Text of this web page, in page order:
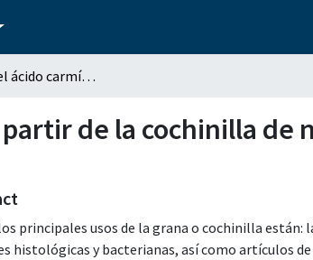
Obtención del ácido carmínico a partir de la cochinilla de nopal (DACTYLOPIUS COCCUS COSTA)
de la cochinilla de
principales usos de la grana o cochinilla
histológicas y bacterianas, así como artículos